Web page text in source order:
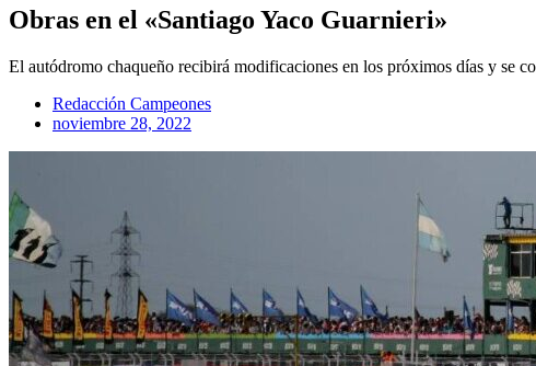
Obras en el «Santiago Yaco Guarnieri»
El autódromo chaqueño recibirá modificaciones en los próximos días y se
Redacción Campeones
noviembre 28, 2022